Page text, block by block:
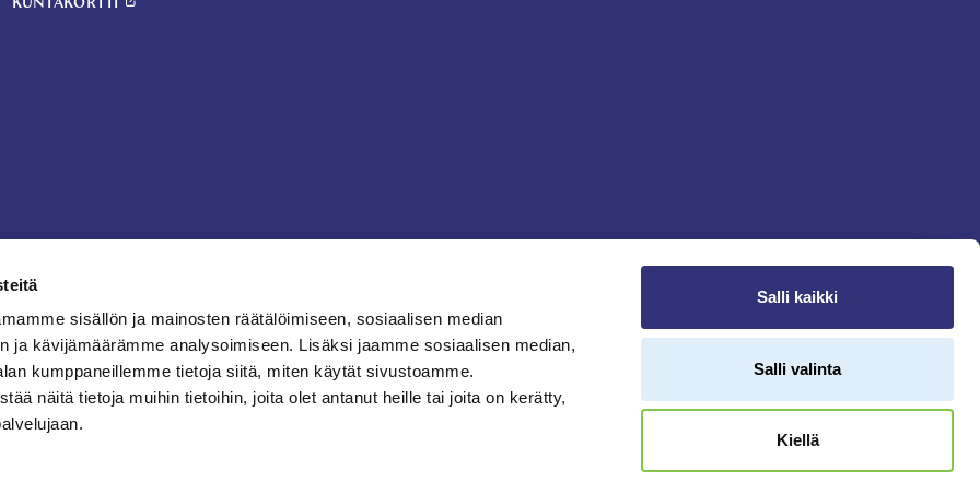
sisällön ja mainosten räätälöimiseen, sosiaalisen median
ja kävijämäärämme analysoimiseen. Lisäksi jaamme sosiaalisen median,
kumppaneillemme tietoja siitä, miten käytät sivustoamme.
näitä tietoja muihin tietoihin, joita olet antanut heille tai joita on kerätty,
Salli kaikki
Salli valinta
Kiellä
KUNTAKORTTI